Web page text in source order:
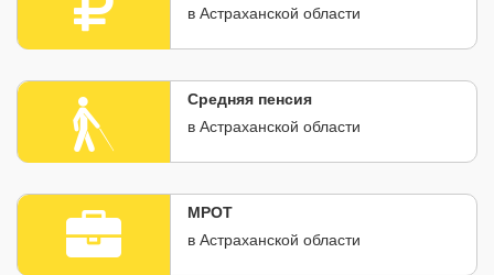
в Астраханской области
Средняя пенсия
в Астраханской области
МРОТ
в Астраханской области